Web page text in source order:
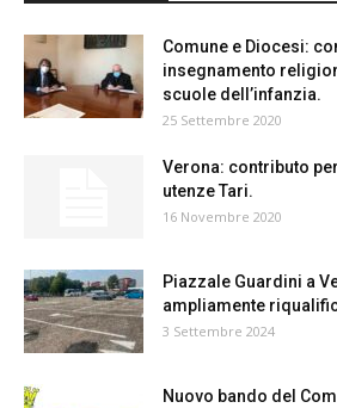
Comune e Diocesi:
insegnamento
scuole dell’infanzia.
25 Settembre 2020
Verona: contributo
utenze Tari.
16 Novembre 2020
Piazzale Guardini a
ampliamente
3 Settembre 2024
Nuovo bando del